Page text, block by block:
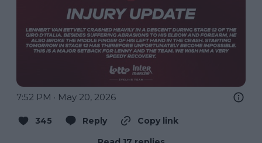
7:52 PM · May 20, 2026
345 Reply
Copy link